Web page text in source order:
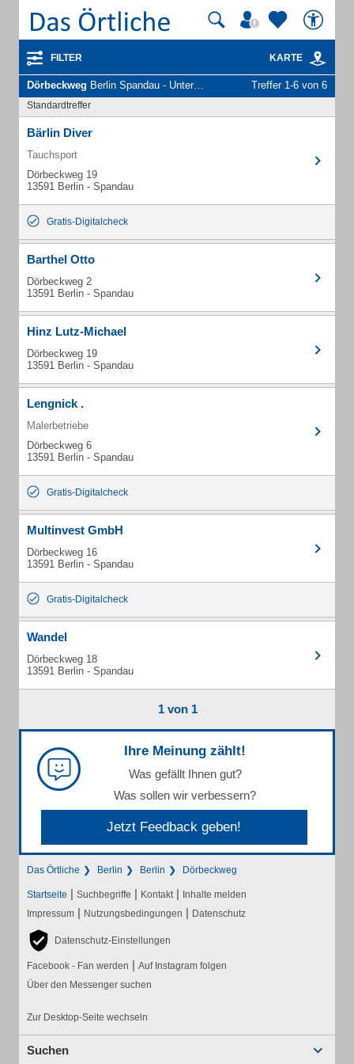
FILTER KARTE
Dörbeckweg Berlin Spandau - Unternehmen und Personen Treffer 1-6 von 6
Standardtreffer
Bärlin Diver
Tauchsport
Dörbeckweg 19
13591 Berlin - Spandau
Gratis-Digitalcheck
Barthel Otto
Dörbeckweg 2
13591 Berlin - Spandau
Hinz Lutz-Michael
Dörbeckweg 19
13591 Berlin - Spandau
Lengnick .
Malerbetriebe
Dörbeckweg 6
13591 Berlin - Spandau
Gratis-Digitalcheck
Multinvest GmbH
Dörbeckweg 16
13591 Berlin - Spandau
Gratis-Digitalcheck
Wandel
Dörbeckweg 18
13591 Berlin - Spandau
1 von 1
Ihre Meinung zählt!
Was gefällt Ihnen gut?
Was sollen wir verbessern?
Jetzt Feedback geben!
Das Örtliche Berlin Berlin Dörbeckweg
Startseite | Suchbegriffe | Kontakt | Inhalte melden
Impressum | Nutzungsbedingungen | Datenschutz
Datenschutz-Einstellungen
Facebook - Fan werden | Auf Instagram folgen
Über den Messenger suchen
Zur Desktop-Seite wechseln
Suchen